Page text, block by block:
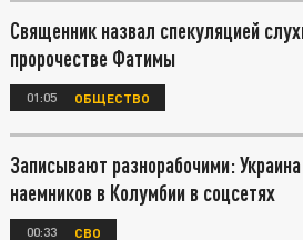
Священник назвал спекуляцией
пророчестве Фатимы
01:05 ОБЩЕСТВО
Записывают разнорабочими:
наемников в Колумбии в соцсетях
00:33 СВО